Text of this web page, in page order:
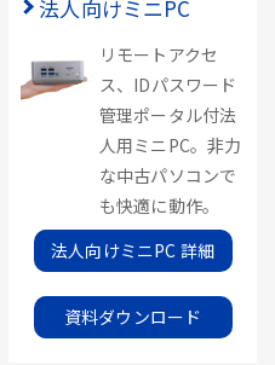
法人向けミニPC
リモートアクセ
ス、IDパスワード
管理ポータル付法
人用ミニPC。非力
な中古パソコンで
も快適に動作。
法人向けミニPC 詳細
資料ダウンロード